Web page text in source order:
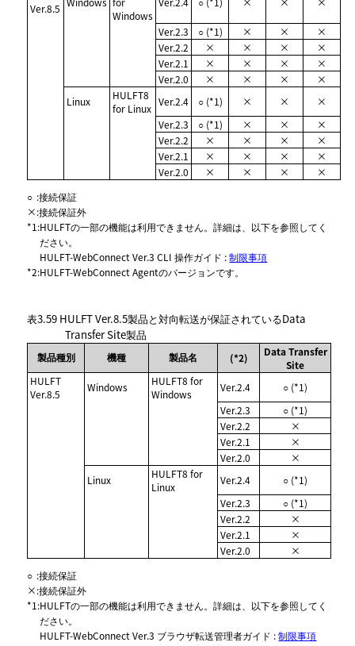
Ver.8.5
Windows
Ver.2.3 ○ (*1) × ×
×
Ver.2.2
× × ×
×
Ver.2.1
× × ×
×
Ver.2.0
× × ×
×
Linux
HULFT8
for Linux
Ver.2.4 ○ (*1) × ×
×
Ver.2.3
○ (*1) × ×
×
Ver.2.2
× × ×
×
Ver.2.1
× × ×
×
Ver.2.0
× × ×
×
○ :接続保証
×:接続保証外
*1:HULFTの一部の機能は利用できません。詳細は、以下を参照してく
ださい。
HULFT-WebConnect Ver.3 CLI 操作ガイド :制限事項
*2:HULFT-WebConnect Agentのバージョンです。
表3.59 HULFT Ver.8.5製品と対向転送が保証されているData
Transfer Site製品
製品種別 機種 製品名 (*2)
Data Transfer
Site
HULFT
Ver.8.5
Windows
HULFT8 for
Windows
Ver.2.4
○ (*1)
Ver.2.3
○ (*1)
Ver.2.2
×
Ver.2.1
×
Ver.2.0
×
Linux
HULFT8 for
Linux
Ver.2.4
○ (*1)
Ver.2.3
○ (*1)
Ver.2.2
×
Ver.2.1
×
Ver.2.0
×
○ :接続保証
×:接続保証外
*1:HULFTの一部の機能は利用できません。詳細は、以下を参照してく
ださい。
HULFT-WebConnect Ver.3 ブラウザ転送管理者ガイド :制限事項